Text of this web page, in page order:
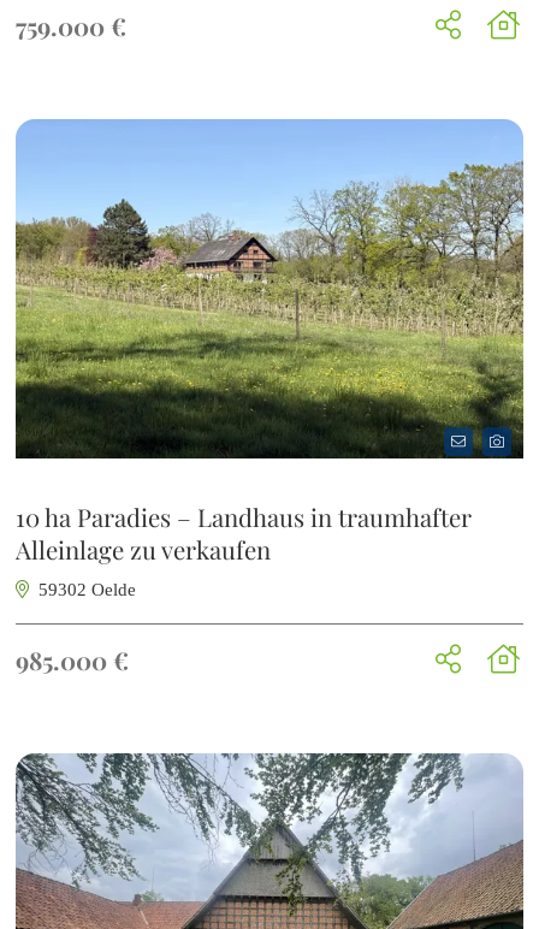
759.000 €
10 ha Paradies – Landhaus in traumhafter
Alleinlage zu verkaufen
59302 Oelde
985.000 €